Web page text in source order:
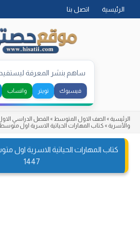
الرئيسية اتصل بنا
ساهم بنشر المعرفة ليستفيد
فيسبوك تويتر واتساب
الرئيسية » الصف الاول المتوسط » الفصل الدراسي
والأسرية » كتاب المهارات الحياتية الاسرية اول متوسط
كتاب المهارات الحياتية الاسرية اول
1447